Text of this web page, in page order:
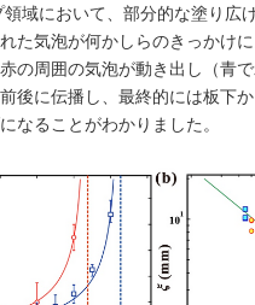
領域において、部分的な塗り広
た気泡が何かしらのきっかけ
の周囲の気泡が動き出し（青で
後に伝播し、最終的には板下
なることがわかりました。